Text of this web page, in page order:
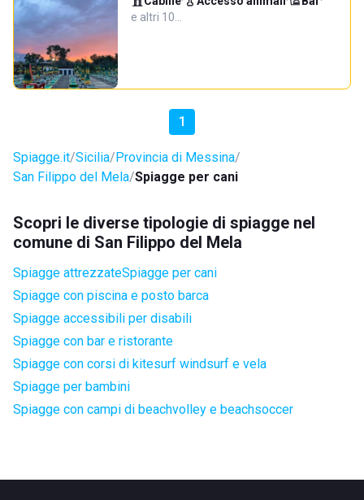
e altri 10…
1
Spiagge.it Sicilia Provincia di Messina
San Filippo del Mela Spiagge per cani
Scopri le diverse tipologie di spiagge nel
comune di San Filippo del Mela
Spiagge attrezzateSpiagge per cani
Spiagge con piscina e posto barca
Spiagge accessibili per disabili
Spiagge con bar e ristorante
Spiagge con corsi di kitesurf windsurf e vela
Spiagge per bambini
Spiagge con campi di beachvolley e beachsoccer